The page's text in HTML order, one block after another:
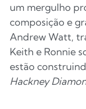
um mergulho
composição e
Andrew Watt,
Keith e Ronnie
estão
Hackney